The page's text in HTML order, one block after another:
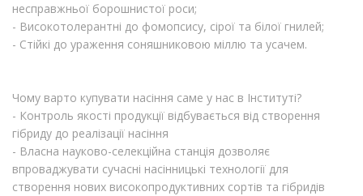
несправжньої борошнистої роси;
- Високотолерантні до фомопсису, сірої та білої гнилей;
- Стійкі до ураження соняшниковою міллю та усачем.
Чому варто купувати насіння саме у нас в Інституті?
- Контроль якості продукції відбувається від створення
гібриду до реалізації насіння
- Власна науково-селекційна станція дозволяє
впроваджувати сучасні насінницькі технології для
створення нових високопродуктивних сортів та гібридів